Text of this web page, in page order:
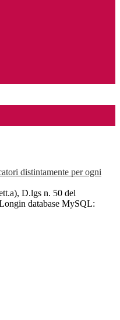
distintamente per ogni
D.lgs n. 50 del
database MySQL: